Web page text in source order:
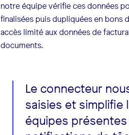
notre équipe vérifie ces données
finalisées puis dupliquées en bons
accès limité aux données de
documents.
Le connecteur
saisies et
équipes